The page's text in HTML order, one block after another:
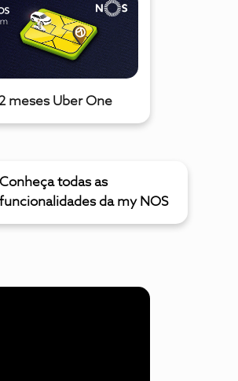
meses Uber One
Conheça todas as
funcionalidades da my NOS